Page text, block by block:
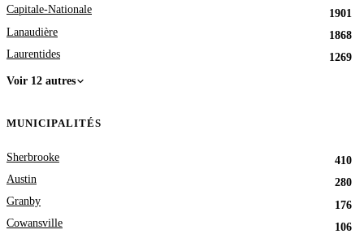
Capitale-Nationale
1901
Lanaudière
1868
Laurentides
1269
Voir 12 autres
MUNICIPALITÉS
Sherbrooke
410
Austin
280
Granby
176
Cowansville
106